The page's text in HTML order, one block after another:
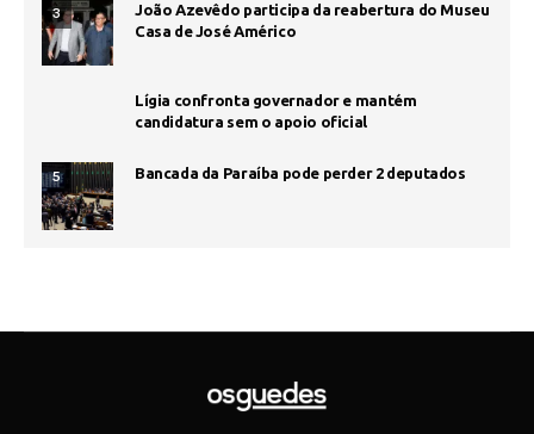
3
João Azevêdo participa da reabertura do Museu
Casa de José Américo
Lígia confronta governador e mantém
candidatura sem o apoio oficial
5 Bancada da Paraíba pode perder 2 deputados